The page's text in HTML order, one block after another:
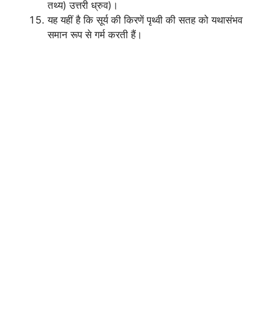
तथ्य) उत्तरी ध्रुव)।
यह यहीं है कि सूर्य की किरणें पृथ्वी की सतह को यथासंभव
समान रूप से गर्म करती हैं।